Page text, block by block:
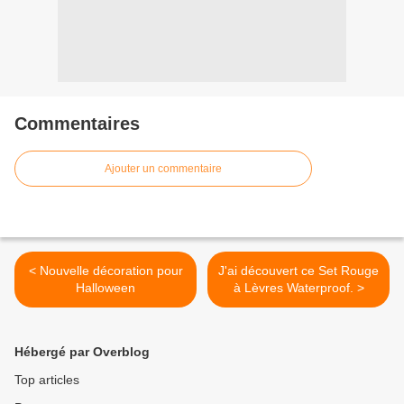
Commentaires
Ajouter un commentaire
< Nouvelle décoration pour
Halloween
J'ai découvert ce Set Rouge
à Lèvres Waterproof. >
Hébergé par Overblog
Top articles